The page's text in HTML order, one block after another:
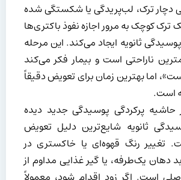
دچار ترک، لب‌پریدگی یا شکستگی شده
ترک کوچک به مرور اجازه نفوذ باکتری‌ها
ثانویه ایجاد می‌کند. این مرحله
ناراحتی است و بیمار فکر می‌کند
اما بهترین زمان برای تعویض دقیقاً
است.
حاشیه پرکردگی پوسیدگی جدید دیده
ثانویه شایع‌ترین دلیل تعویض
تغییر رنگ قهوه‌ای یا خاکستری در
دهان یک‌طرفه، یا گیر غذایی مداوم از